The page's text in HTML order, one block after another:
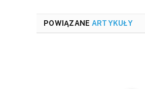
POWIĄZANE ARTYKUŁY